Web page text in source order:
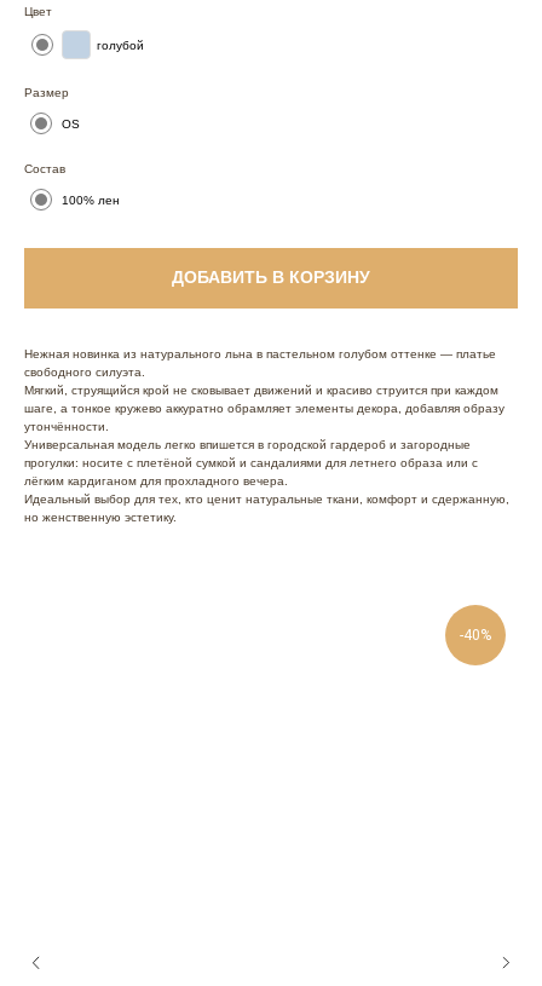
Цвет
голубой
Размер
OS
Состав
100% лен
ДОБАВИТЬ В КОРЗИНУ
Нежная новинка из натурального льна в пастельном голубом оттенке — платье
свободного силуэта.
Мягкий, струящийся крой не сковывает движений и красиво струится при каждом
шаге, а тонкое кружево аккуратно обрамляет элементы декора, добавляя образу
утончённости.
Универсальная модель легко впишется в городской гардероб и загородные
прогулки: носите с плетёной сумкой и сандалиями для летнего образа или с
лёгким кардиганом для прохладного вечера.
Идеальный выбор для тех, кто ценит натуральные ткани, комфорт и сдержанную,
но женственную эстетикy.
-40%